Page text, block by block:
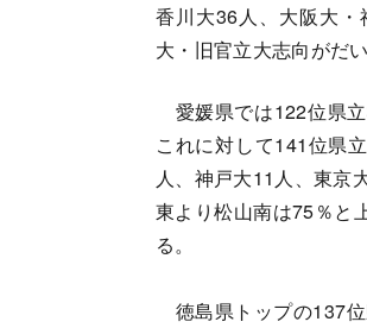
香川大36人、大阪大
大・旧官立大志向がだい
愛媛県では122位県
これに対して141位県
人、神戸大11人、東京
東より松山南は75％と
る。
徳島県トップの137